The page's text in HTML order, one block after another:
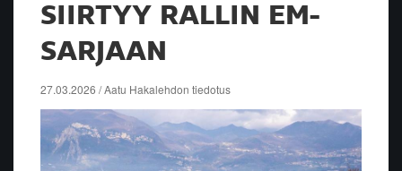
SIIRTYY RALLIN EM-
SARJAAN
27.03.2026 / Aatu Hakalehdon tiedotus